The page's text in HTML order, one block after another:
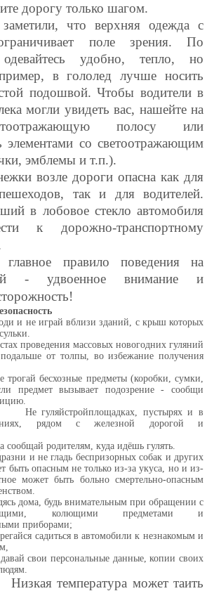
дорогу только шагом.
что верхняя одежда с
поле зрения. По
удобно, тепло, но
в гололед лучше носить
подошвой. Чтобы водители в
могли увидеть вас, нашейте на
полосу или
элементами со светоотражающим
эмблемы и т.п.).
возле дороги опасна как для
так и для водителей.
в лобовое стекло автомобиля
к дорожно-транспортному
правило поведения на
- удвоенное внимание и
и не играй вблизи зданий, с крыш которых
проведения массовых новогодних гуляний
подальше от толпы, во избежание получения
трогай бесхозные предметы (коробки, сумки,
предмет вызывает подозрение - сообщи
Не гуляйстройплощадках, пустырях и в
рядом с железной дорогой и
сообщай родителям, куда идёшь гулять.
и не гладь беспризорных собак и других
быть опасным не только из-за укуса, но и из-
может быть больно смертельно-опасным
дома, будь внимательным при обращении с
колющими предметами и
приборами;
садиться в автомобили к незнакомым и
свои персональные данные, копии своих
Низкая температура может таить